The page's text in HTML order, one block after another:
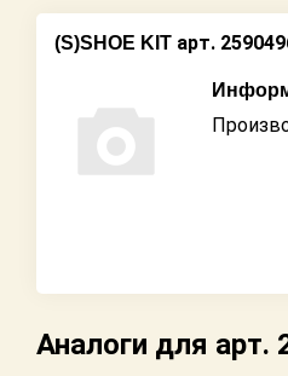
(S)SHOE KIT арт.
Аналоги для арт.